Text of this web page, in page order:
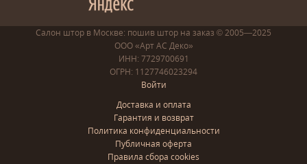
Салон штор в Москве: пошив штор на заказ © 2005—2025
ООО «Арт АС Деко»
ИНН: 7729700691
ОГРН: 1127746023294
Войти
Доставка и оплата
Гарантия и возврат
Политика конфиденциальности
Публичная оферта
Правила сбора cookies